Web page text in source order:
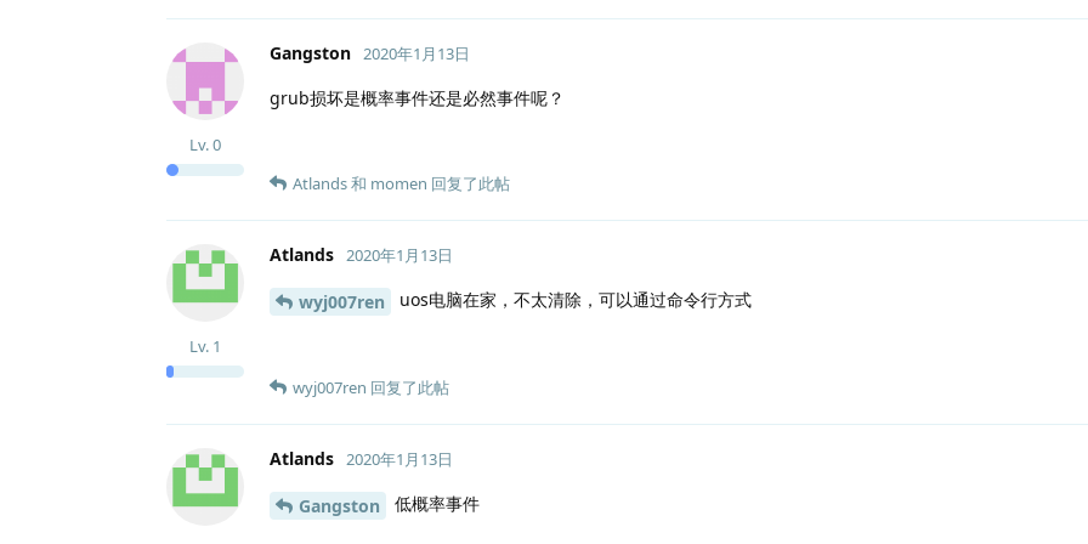
Gangston
Lv.0
2020年1月13日
grub损坏是概率事件还是必然事件呢？
Atlands和 momen 回复了此帖
Atlands
Lv. 1
2020年1月13日
wyj007ren uos电脑在家，不太清除，可以通过命令行方式
wyj007ren 回复了此帖
Atlands 2020年1月13日
Gangston 低概率事件